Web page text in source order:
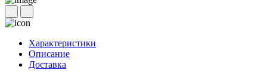
Характеристики
Описание
Доставка